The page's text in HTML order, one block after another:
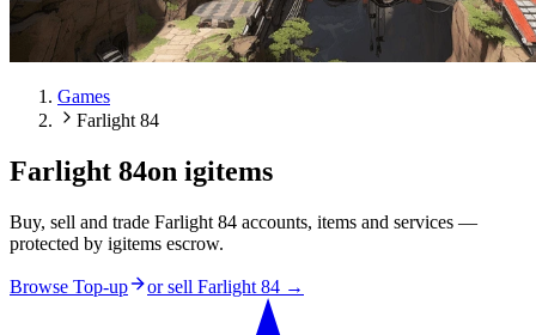
Games
Farlight 84
Farlight 84on igitems
Buy, sell and trade Farlight 84 accounts, items and services —
protected by igitems escrow.
Browse Top-up or sell Farlight 84 →